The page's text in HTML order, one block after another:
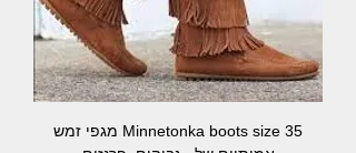
Minnetonka boots size 35 מגפי זמש